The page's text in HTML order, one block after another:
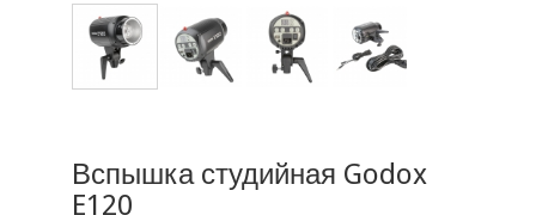
Вспышка студийная Godox
E120